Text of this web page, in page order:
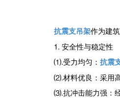
抗震支吊架作为建
1. 安全性与稳定性
⑴‌.受力均匀‌： 抗震
⑵‌.材料优良‌：采用
⑶‌.抗冲击能力强‌：